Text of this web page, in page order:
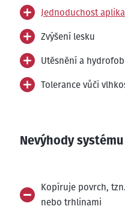
Jednoduchost
Zvýšení lesku
Utěsnění a
Tolerance vůči
Nevýhody systému
Kopíruje povrch,
nebo trhlinami